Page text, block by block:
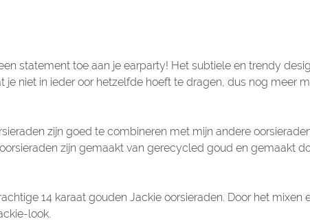
statement toe aan je earparty! Het subtiele en trendy
je niet in ieder oor hetzelfde hoeft te dragen, dus nog meer
zijn goed te combineren met mijn andere
zijn gemaakt van gerecycled goud en gemaakt
14 karaat gouden Jackie oorsieraden. Door het
look.